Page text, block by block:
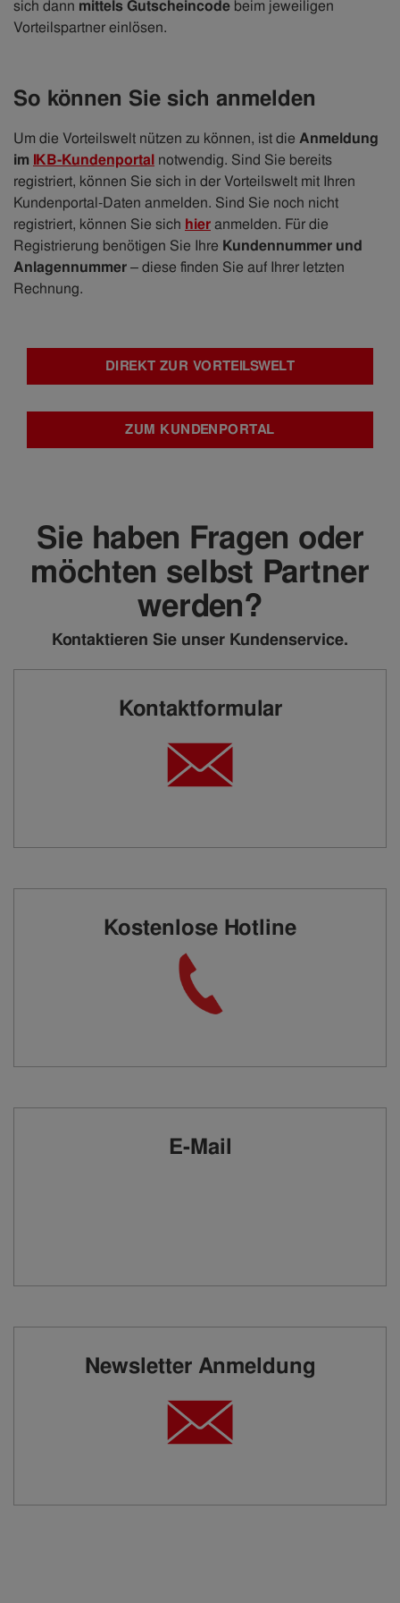
sich dann mittels Gutscheincode beim jeweiligen
Vorteilspartner einlösen.
So können Sie sich anmelden
Um die Vorteilswelt nützen zu können, ist die Anmeldung
im IKB-Kundenportal notwendig. Sind Sie bereits
registriert, können Sie sich in der Vorteilswelt mit Ihren
Kundenportal-Daten anmelden. Sind Sie noch nicht
registriert, können Sie sich hieranmelden. Für die
Registrierung benötigen Sie Ihre Kundennummer und
Anlagennummer– diese finden Sie auf Ihrer letzten
Rechnung.
DIREKT ZUR VORTEILSWELT
ZUM KUNDENPORTAL
Sie haben Fragen oder
möchten selbst Partner
werden?
Kontaktieren Sie unser Kundenservice.
Kontaktformular
Kostenlose Hotline
E-Mail
Newsletter Anmeldung